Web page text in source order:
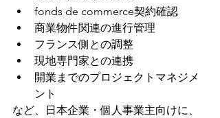
fonds de commerce契約確認
商業物件関連の進行管理
フランス側との調整
現地専門家との連携
開業までのプロジェクトマネジメ
ント
など、日本企業・個人事業主向けに、